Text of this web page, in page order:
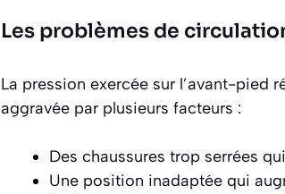
Les problèmes de
La pression exercée sur l’avant-pied
aggravée par plusieurs facteurs :
Des chaussures trop serrées
Une position inadaptée qui